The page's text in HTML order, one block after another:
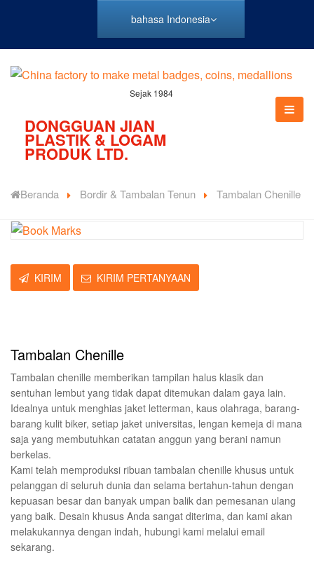
bahasa Indonesia
Sejak 1984
DONGGUAN JIAN
PLASTIK & LOGAM
PRODUK LTD.
Beranda Bordir & Tambalan Tenun Tambalan Chenille
KIRIM KIRIM PERTANYAAN
Tambalan Chenille
Tambalan chenille memberikan tampilan halus klasik dan
sentuhan lembut yang tidak dapat ditemukan dalam gaya lain.
Idealnya untuk menghias jaket letterman, kaus olahraga, barang-
barang kulit biker, setiap jaket universitas, lengan kemeja di mana
saja yang membutuhkan catatan anggun yang berani namun
berkelas.
Kami telah memproduksi ribuan tambalan chenille khusus untuk
pelanggan di seluruh dunia dan selama bertahun-tahun dengan
kepuasan besar dan banyak umpan balik dan pemesanan ulang
yang baik. Desain khusus Anda sangat diterima, dan kami akan
melakukannya dengan indah, hubungi kami melalui email
sekarang.